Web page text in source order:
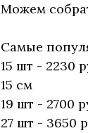
Можем
Самые
15 шт - 2230
15 см
19 шт - 2700
27 шт - 3650